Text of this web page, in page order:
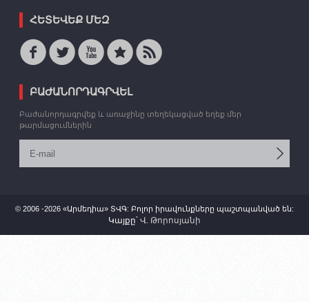
ՀԵՏԵՎԵՔ ՄԵԶ
ԲԱԺԱՆՈՐԴԱԳՐՎԵԼ
Բաժանորդագրվեք և առաջինը տեղեկացված եղեք մեր
թարմացումներին
© 2006 -2026 «Արմեդիա» ՏՎԳ: Բոլոր իրավունքները պաշտպանված են:
Կայքը՝ Վ. Թորոսյանի